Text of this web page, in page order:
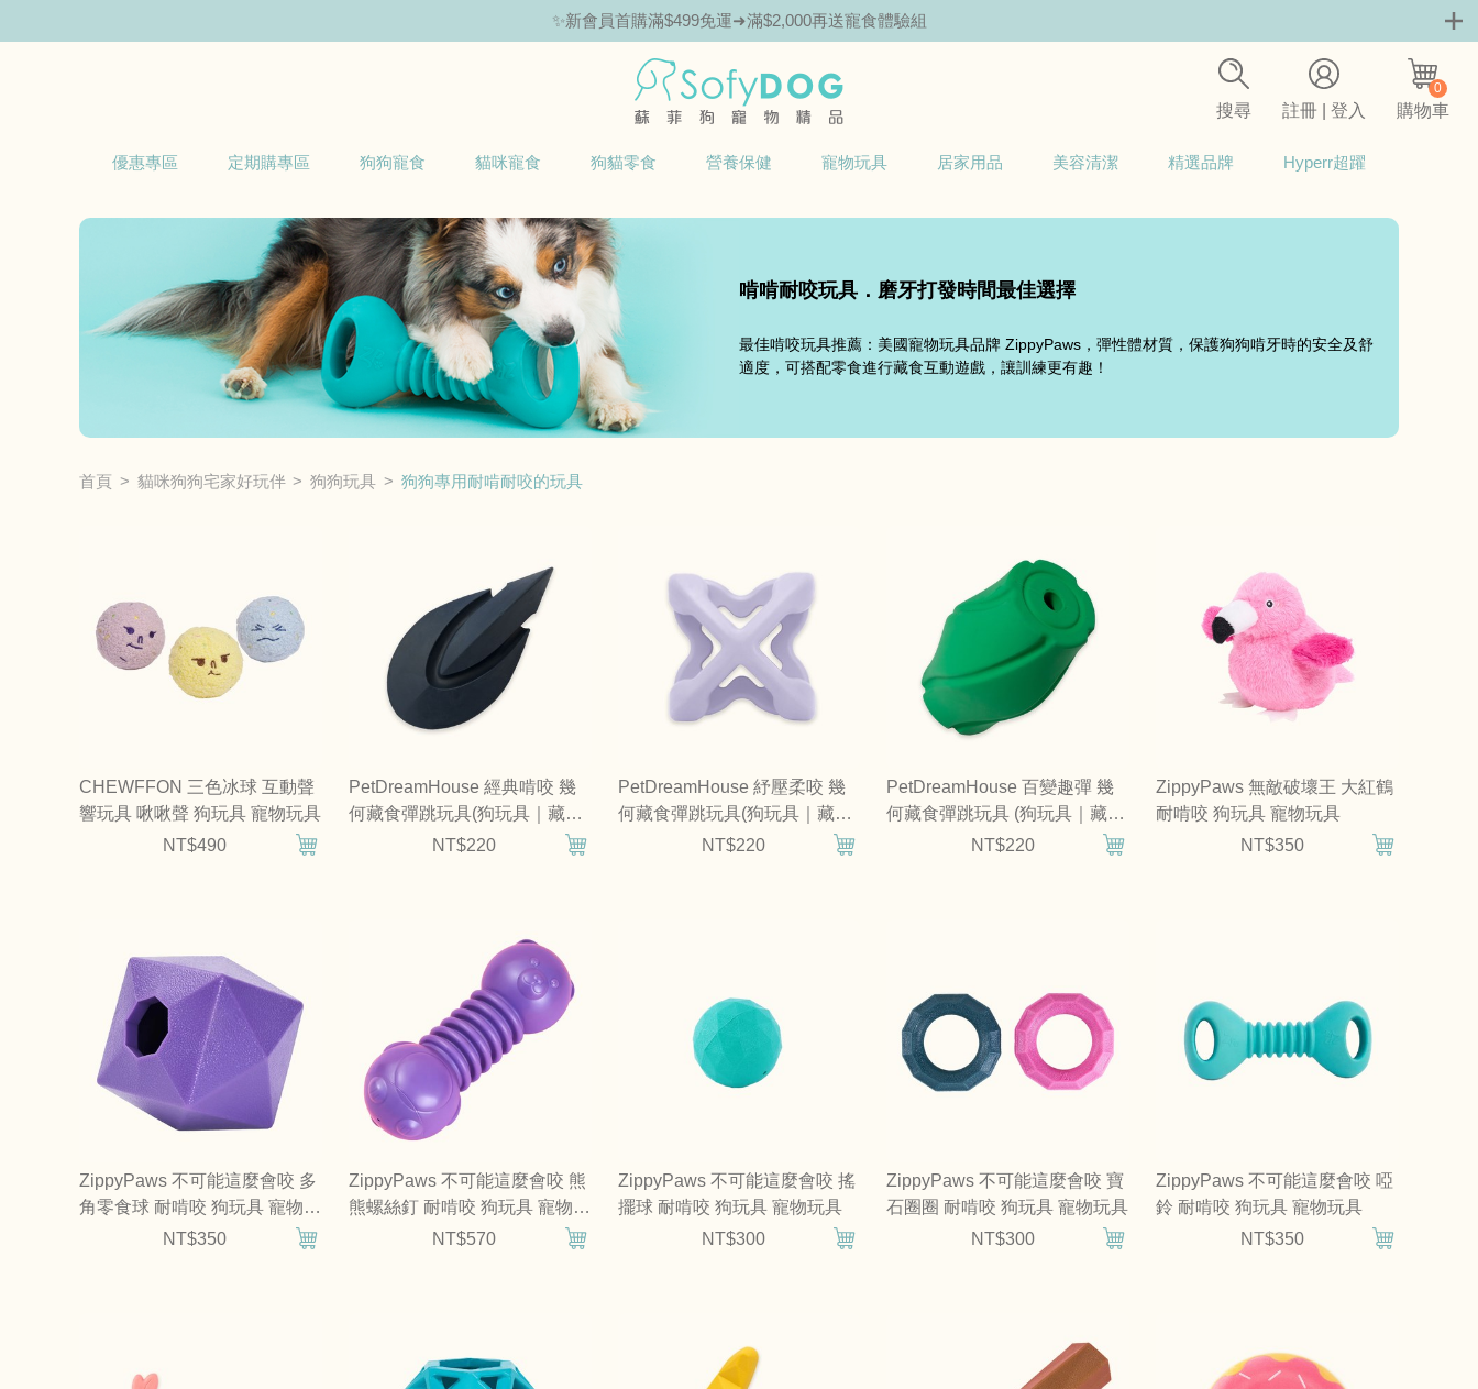
✨新會員首購滿$499免運➜滿$2,000再送寵食體驗組
搜尋 註冊 | 登入
0
購物車
優惠專區 定期購專區 狗狗寵食 貓咪寵食 狗貓零食 營養保健 寵物玩具 居家用品 美容清潔 精選品牌 Hyperr超躍
啃啃耐咬玩具．磨牙打發時間最佳選擇
最佳啃咬玩具推薦：美國寵物玩具品牌 ZippyPaws，彈性體材質，保護狗狗啃牙時的安全及舒
適度，可搭配零食進行藏食互動遊戲，讓訓練更有趣！
首頁 貓咪狗狗宅家好玩伴 狗狗玩具 狗狗專用耐啃耐咬的玩具
CHEWFFON 三色冰球 互動聲
響玩具 啾啾聲 狗玩具 寵物玩具
NT$490
PetDreamHouse 經典啃咬 幾
何藏食彈跳玩具(狗玩具｜藏食
NT$220
PetDreamHouse 紓壓柔咬 幾
何藏食彈跳玩具(狗玩具｜藏食
NT$220
PetDreamHouse 百變趣彈 幾
何藏食彈跳玩具 (狗玩具｜藏食
NT$220
ZippyPaws 無敵破壞王 大紅鶴
耐啃咬 狗玩具 寵物玩具
NT$350
ZippyPaws 不可能這麼會咬 多
角零食球 耐啃咬 狗玩具 寵物玩
NT$350
ZippyPaws 不可能這麼會咬 熊
熊螺絲釘 耐啃咬 狗玩具 寵物玩
NT$570
ZippyPaws 不可能這麼會咬 搖
擺球 耐啃咬 狗玩具 寵物玩具
NT$300
ZippyPaws 不可能這麼會咬 寶
石圈圈 耐啃咬 狗玩具 寵物玩具
NT$300
ZippyPaws 不可能這麼會咬 啞
鈴 耐啃咬 狗玩具 寵物玩具
NT$350